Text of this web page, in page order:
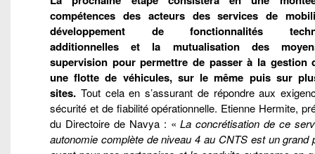
compétences des acteurs des services de
développement de fonctionnalités
additionnelles et la mutualisation des
supervision pour permettre de passer à la gestion
une flotte de véhicules, sur le même puis sur
sites. Tout cela en s’assurant de répondre aux
sécurité et de fiabilité opérationnelle. Etienne Hermite,
du Directoire de Navya : «La concrétisation de ce
autonomie complète de niveau 4 au CNTS est un grand